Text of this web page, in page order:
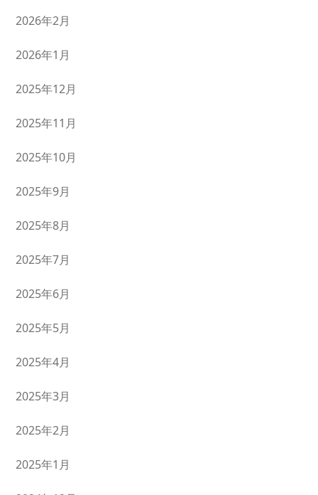
2026年2月
2026年1月
2025年12月
2025年11月
2025年10月
2025年9月
2025年8月
2025年7月
2025年6月
2025年5月
2025年4月
2025年3月
2025年2月
2025年1月